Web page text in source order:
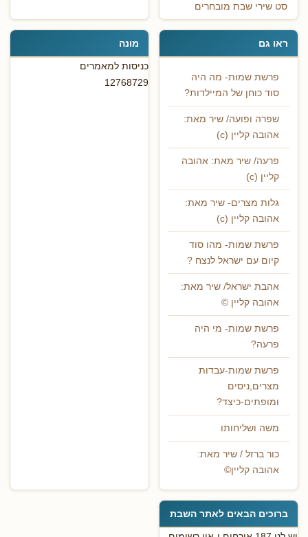
סט שירי שבת מובחרים
ראו גם
פרשת שמות- מה היה
סוד כוחן של המיילדות?
שפרה ופועה/ שיר מאת:
אהובה קליין (c)
פרעה/ שיר מאת: אהובה
קליין (c)
גלות מצרים- שיר מאת:
אהובה קליין (c)
פרשת שמות- מהו סוד
קיום עם ישראל לנצח ?
אהבת ישראל/ שיר מאת:
אהובה קליין ©
פרשת שמות- מי היה
פרעה?
פרשת שמות-עבדות
מצרים,ניסים
ומופתים-כיצד?
משה ושליחותו
כור ברזל / שיר מאת:
אהובה קליין©
מונה
כניסות למאמרים
12768729
ברוכים הבאים לאתר השבת